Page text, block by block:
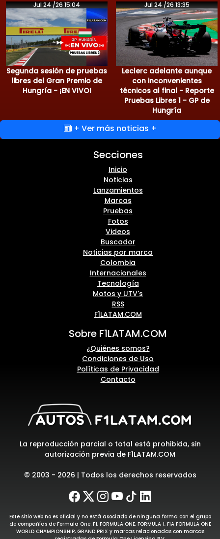
Jul 24 /26 15:04
Segunda sesión de pruebas
libres del Gran Premio de
Hungría - ¡EN VIVO!
Jul 24 /26 13:35
Leclerc adelante aunque
con inconvenientes
técnicos al final - Reporte
Pruebas Libres 1 - GP de
Hungría
+ Ver más noticias +
Secciones
Inicio
Noticias
Lanzamientos
Marcas
Pruebas
Fotos
Videos
Buscador
Noticias por marca
Colombia
Internacionales
Tecnología
Motos y UTV's
RSS
F1LATAM.COM
Sobre F1LATAM.COM
¿Quiénes somos?
Condiciones de Uso
Políticas de Privacidad
Contacto
La reproducción parcial o total está prohibida, sin
autorización previa de F1LATAM.COM
© 2003 - 2026 | Todos los derechos reservados
Este sitio web no es oficial y no está asociado de ninguna forma con el grupo
de compañías de Formula One. F1, FORMULA ONE, FORMULA 1, FIA FORMULA ONE
WORLD CHAMPIONSHIP, GRAND PRIX y marcas relacionadas con marcas